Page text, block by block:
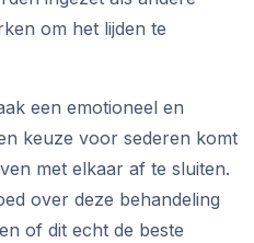
om het lijden te
een emotioneel en
keuze voor sederen komt
met elkaar af te sluiten.
over deze behandeling
of dit echt de beste